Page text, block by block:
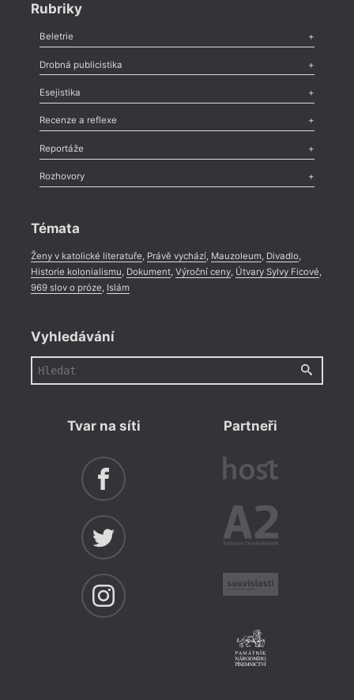
Rubriky
Beletrie
Poezie,Próza,Dokumenty
Drobná publicistika
Odlesk
Nekrolog,Glosa,Sloupek,Pozvánka,Literární soutěž,
Esejistika
Esej ,Pádlo,Úvaha
Recenze a reflexe
Recenze
Méně slov o próze,Celá rubrika
Reportáže
Literární zítřky
Celá rubrika
Rozhovory
Témata
Ženy v katolické literatuře, Právě vychází, Mauzoleum, Divadlo,
Historie kolonialismu, Dokument, Výroční ceny, Útvary Sylvy Ficové,
969 slov o próze, Islám
Vyhledávání
Tvar na síti Partneři